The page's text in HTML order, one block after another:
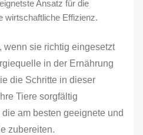
Ansatz für die
wirtschaftliche Effizienz.
wenn sie richtig eingesetzt
in der Ernährung
die Schritte in dieser
Tiere sorgfältig
am besten geeignete und
zubereiten.